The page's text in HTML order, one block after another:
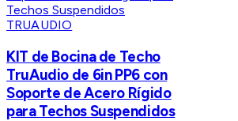
TRUAUDIO
KIT de Bocina de Techo
TruAudio de 6in PP6 con
Soporte de Acero Rígido
para Techos Suspendidos